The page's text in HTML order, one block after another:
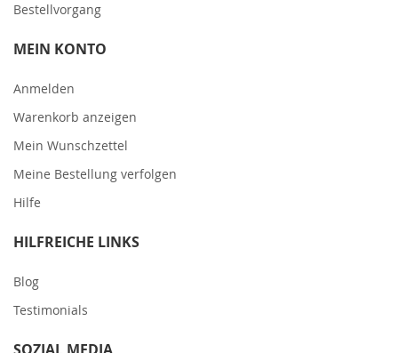
Bestellvorgang
MEIN KONTO
Anmelden
Warenkorb anzeigen
Mein Wunschzettel
Meine Bestellung verfolgen
Hilfe
HILFREICHE LINKS
Blog
Testimonials